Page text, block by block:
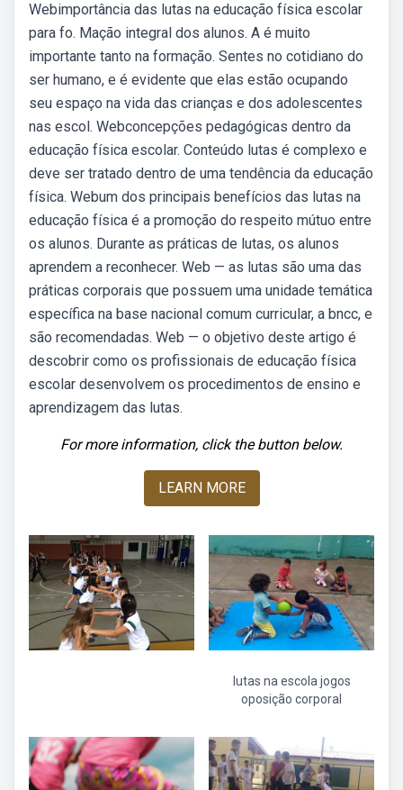
Webimportância das lutas na educação física escolar
para fo. Mação integral dos alunos. A é muito
importante tanto na formação. Sentes no cotidiano do
ser humano, e é evidente que elas estão ocupando
seu espaço na vida das crianças e dos adolescentes
nas escol. Webconcepções pedagógicas dentro da
educação física escolar. Conteúdo lutas é complexo e
deve ser tratado dentro de uma tendência da educação
física. Webum dos principais benefícios das lutas na
educação física é a promoção do respeito mútuo entre
os alunos. Durante as práticas de lutas, os alunos
aprendem a reconhecer. Web — as lutas são uma das
práticas corporais que possuem uma unidade temática
específica na base nacional comum curricular, a bncc, e
são recomendadas. Web — o objetivo deste artigo é
descobrir como os profissionais de educação física
escolar desenvolvem os procedimentos de ensino e
aprendizagem das lutas.
For more information, click the button below.
LEARN MORE
lutas na escola jogos
oposição corporal